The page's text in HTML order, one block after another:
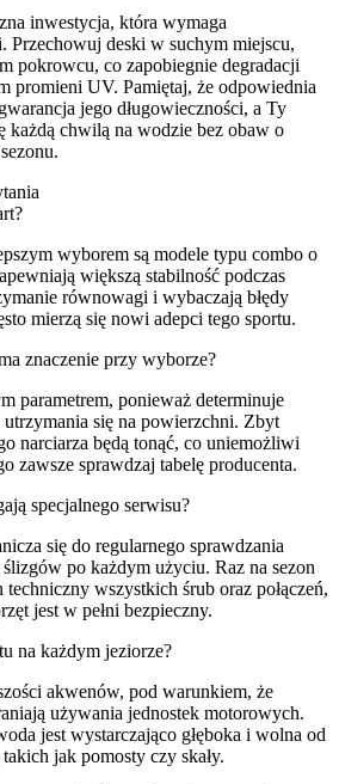
inwestycja, która wymaga
Przechowuj deski w suchym miejscu,
pokrowcu, co zapobiegnie degradacji
promieni UV. Pamiętaj, że odpowiednia
jego długowieczności, a Ty
każdą chwilą na wodzie bez obaw o
wyborem są modele typu combo o
większą stabilność podczas
równowagi i wybaczają błędy
mierzą się nowi adepci tego sportu.
znaczenie przy wyborze?
parametrem, ponieważ determinuje
się na powierzchni. Zbyt
narciarza będą tonąć, co uniemożliwi
zawsze sprawdzaj tabelę producenta.
specjalnego serwisu?
się do regularnego sprawdzania
po każdym użyciu. Raz na sezon
wszystkich śrub oraz połączeń,
jest w pełni bezpieczny.
na każdym jeziorze?
akwenów, pod warunkiem, że
używania jednostek motorowych.
jest wystarczająco głęboka i wolna od
jak pomosty czy skały.